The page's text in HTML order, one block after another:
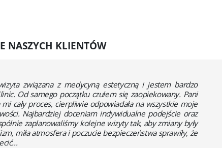
NASZYCH KLIENTÓW
związana z medycyną estetyczną i jestem bardzo
Od samego początku czułem się zaopiekowany. Pani
mi cały proces, cierpliwie odpowiadała na wszystkie moje
Najbardziej doceniam indywidualne podejście oraz
zaplanowaliśmy kolejne wizyty tak, aby zmiany były
miła atmosfera i poczucie bezpieczeństwa sprawiły, że